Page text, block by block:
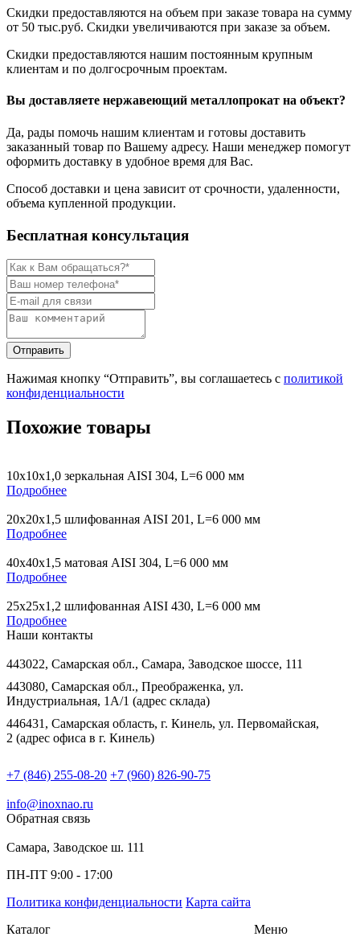
Скидки предоставляются на объем при заказе товара на сумму
от 50 тыс.руб. Скидки увеличиваются при заказе за объем.
Скидки предоставляются нашим постоянным крупным
клиентам и по долгосрочным проектам.
Вы доставляете нержавеющий металлопрокат на объект?
Да, рады помочь нашим клиентам и готовы доставить
заказанный товар по Вашему адресу. Наши менеджер помогут
оформить доставку в удобное время для Вас.
Способ доставки и цена зависит от срочности, удаленности,
объема купленной продукции.
Бесплатная консультация
Нажимая кнопку “Отправить”, вы соглашаетесь с политикой
конфиденциальности
Похожие товары
10х10х1,0 зеркальная AISI 304, L=6 000 мм
Подробнее
20х20х1,5 шлифованная AISI 201, L=6 000 мм
Подробнее
40х40х1,5 матовая AISI 304, L=6 000 мм
Подробнее
25х25х1,2 шлифованная AISI 430, L=6 000 мм
Подробнее
Наши контакты
443022, Самарская обл., Самара, Заводское шоссе, 111
443080, Самарская обл., Преображенка, ул.
Индустриальная, 1А/1 (адрес склада)
446431, Самарская область, г. Кинель, ул. Первомайская,
2 (адрес офиса в г. Кинель)
+7 (846) 255-08-20 +7 (960) 826-90-75
info@inoxnao.ru
Обратная связь
Самара, Заводское ш. 111
ПН-ПТ 9:00 - 17:00
Политика конфиденциальности Карта сайта
Каталог
Меню